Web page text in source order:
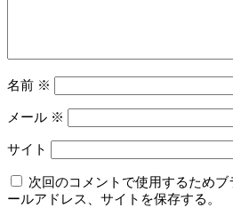
名前 ※
メール ※
サイト
次回のコメントで使用するため
ールアドレス、サイトを保存する。